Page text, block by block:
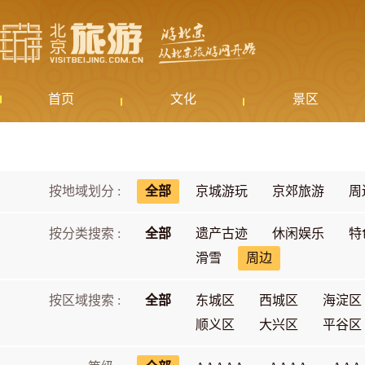
首页 文化 景区
按地域划分 : 全部 京城游玩 京郊旅游 周
按分类搜索 : 全部 遗产古迹 休闲娱乐
特
滑雪
周边
按区域搜索 : 全部 东城区 西城区
海淀区
顺义区
大兴区 平谷区